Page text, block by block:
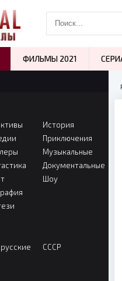
История
Приключения
Музыкальные
Документальные
Шоу
СССР
ФИЛЬМЫ 2021